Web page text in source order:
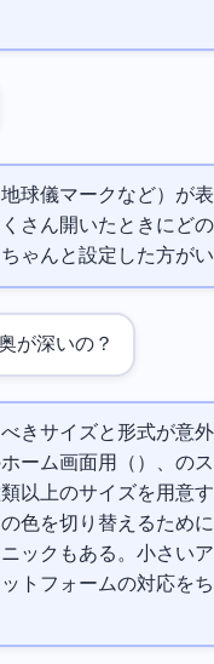
球儀マークなど）が
さん開いたときにど
ゃんと設定した方がい
が深いの？
きサイズと形式が意外
ホーム画面用（180x180）、の
類以上のサイズを用意
色を切り替えるために
ックもある。小さいア
トフォームの対応を